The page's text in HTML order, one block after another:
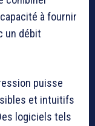
à fournir
un débit
puisse
et intuitifs
logiciels tels